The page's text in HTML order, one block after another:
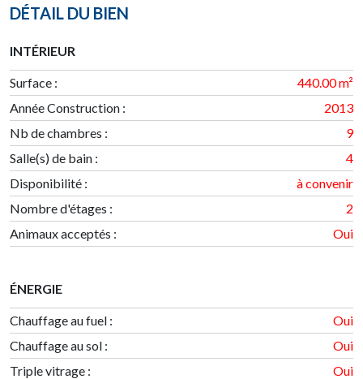
DÉTAIL DU BIEN
INTÉRIEUR
Surface :
440.00 m²
Année Construction :
2013
Nb de chambres :
9
Salle(s) de bain :
4
Disponibilité :
à convenir
Nombre d'étages :
2
Animaux acceptés :
Oui
ÉNERGIE
Chauffage au fuel :
Oui
Chauffage au sol :
Oui
Triple vitrage :
Oui